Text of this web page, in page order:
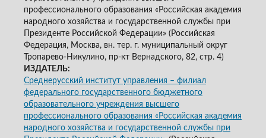
профессионального образования «Российская академия
народного хозяйства и государственной службы при
Президенте Российской Федерации» (Российская
Федерация, Москва, вн. тер. г. муниципальный округ
Тропарево-Никулино, пр-кт Вернадского, 82, стр. 4)
ИЗДАТЕЛЬ:
Среднерусский институт управления – филиал
федерального государственного бюджетного
образовательного учреждения высшего
профессионального образования «Российская академия
народного хозяйства и государственной службы при